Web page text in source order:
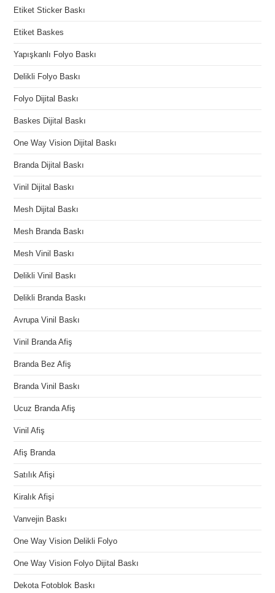
Etiket Sticker Baskı
Etiket Baskes
Yapışkanlı Folyo Baskı
Delikli Folyo Baskı
Folyo Dijital Baskı
Baskes Dijital Baskı
One Way Vision Dijital Baskı
Branda Dijital Baskı
Vinil Dijital Baskı
Mesh Dijital Baskı
Mesh Branda Baskı
Mesh Vinil Baskı
Delikli Vinil Baskı
Delikli Branda Baskı
Avrupa Vinil Baskı
Vinil Branda Afiş
Branda Bez Afiş
Branda Vinil Baskı
Ucuz Branda Afiş
Vinil Afiş
Afiş Branda
Satılık Afişi
Kiralık Afişi
Vanvejin Baskı
One Way Vision Delikli Folyo
One Way Vision Folyo Dijital Baskı
Dekota Fotoblok Baskı